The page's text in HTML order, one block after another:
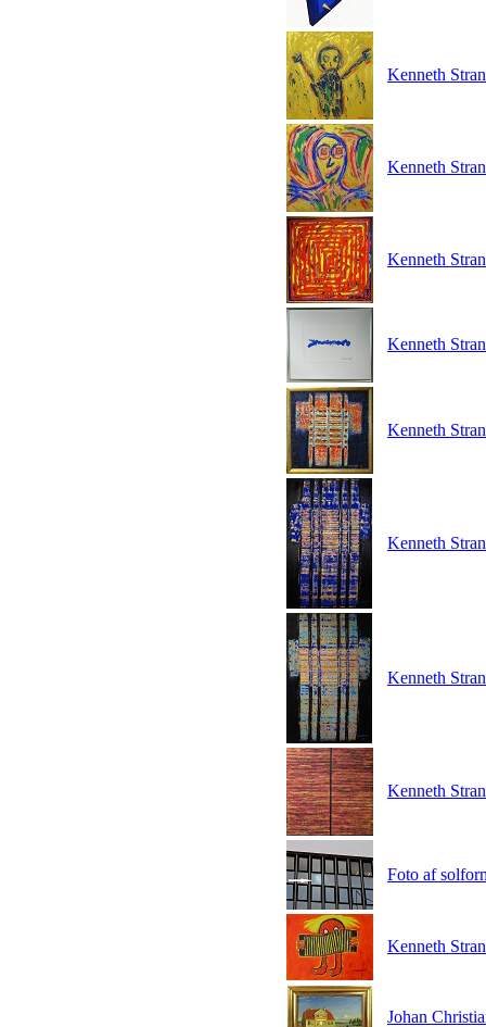
Kenneth
Kenneth
Kenneth
Kenneth
Kenneth
Kenneth
Kenneth
Kenneth
Foto af
Kenneth
Johan